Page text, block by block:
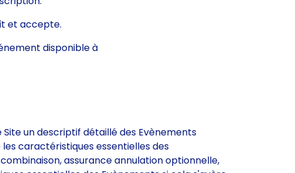
et accepte.
disponible à
un descriptif détaillé des Evènements
caractéristiques essentielles des
assurance annulation optionnelle,